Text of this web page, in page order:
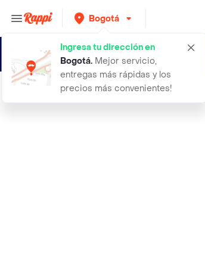
Bogotá
Ingresa tu dirección en
Bogotá. Mejor servicio,
entregas más rápidas y los
precios más convenientes!
bon acure shampoo color freeze 1000